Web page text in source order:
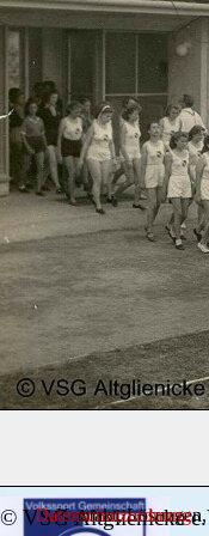
© VSG Altglienicke
Kontakt,
Datenschutzordnung